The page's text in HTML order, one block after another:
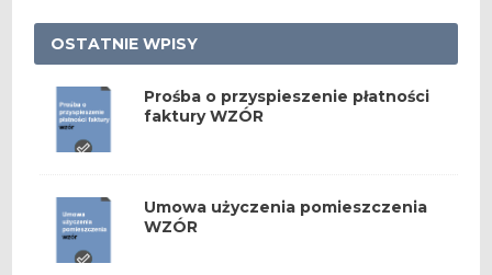
OSTATNIE WPISY
Prośba o przyspieszenie płatności
faktury WZÓR
Umowa użyczenia pomieszczenia
WZÓR